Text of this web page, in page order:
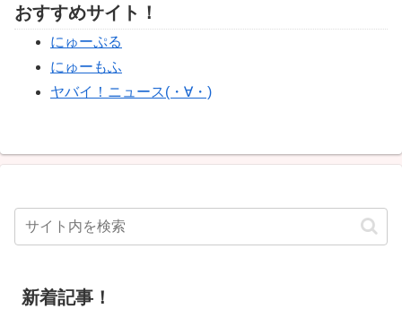
おすすめサイト！
にゅーぷる
にゅーもふ
ヤバイ！ニュース(・∀・)
新着記事！